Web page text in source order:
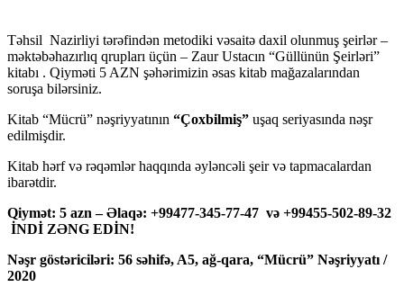
Təhsil Nazirliyi tərəfindən metodiki vəsaitə daxil olunmuş şeirlər –
məktəbəhazırlıq qrupları üçün – Zaur Ustacın “Güllünün Şeirləri”
kitabı . Qiyməti 5 AZN şəhərimizin əsas kitab mağazalarından
soruşa bilərsiniz.
Kitab “Mücrü” nəşriyyatının “Çoxbilmiş” uşaq seriyasında nəşr
edilmişdir.
Kitab hərf və rəqəmlər haqqında əyləncəli şeir və tapmacalardan
ibarətdir.
Qiymət: 5 azn – Əlaqə: +99477-345-77-47 və +99455-502-89-32
İNDİ ZƏNG EDİN!
Nəşr göstəriciləri: 56 səhifə, A5, ağ-qara, “Mücrü” Nəşriyyatı /
2020